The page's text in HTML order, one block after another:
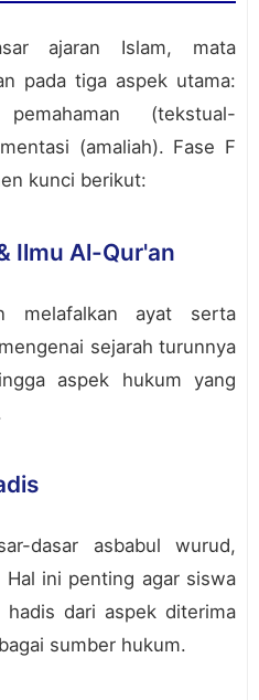
ajaran Islam, mata
pada tiga aspek utama:
(tekstual-
(amaliah). Fase F
kunci berikut:
Ilmu Al-Qur'an
melafalkan ayat serta
sejarah turunnya
aspek hukum yang
dasar asbabul wurud,
ini penting agar siswa
dari aspek diterima
sumber hukum.